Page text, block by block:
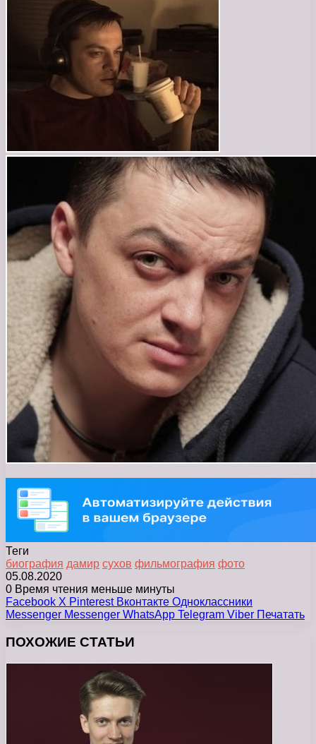
Теги
биография дамир сухов фильмография фото
05.08.2020
0 Время чтения меньше минуты
Facebook X Pinterest Вконтакте Одноклассники
Messenger Messenger WhatsApp Telegram Viber Печатать
ПОХОЖИЕ СТАТЬИ